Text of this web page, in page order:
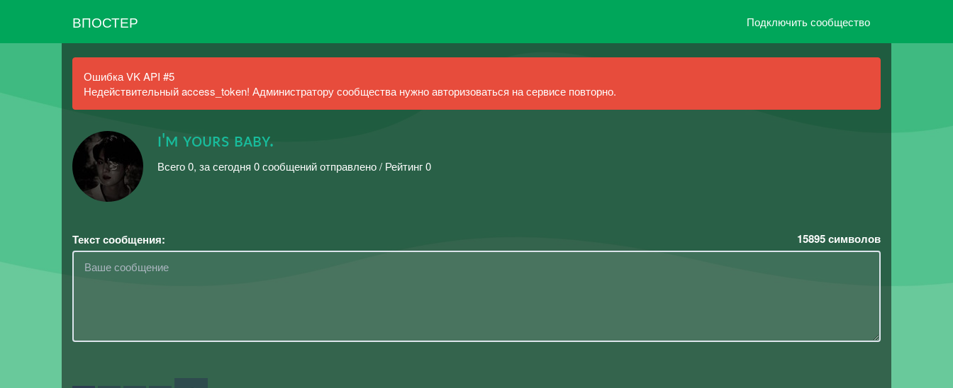
ВПОСТЕР Подключить сообщество
Ошибка VK API #5
Недействительный access_token! Администратору сообщества нужно авторизоваться на сервисе повторно.
ɪ'ᴍ ʏᴏᴜʀs ʙᴀʙʏ.
Всего 0, за сегодня 0 сообщений отправлено / Рейтинг 0
Текст сообщения: 15895символов